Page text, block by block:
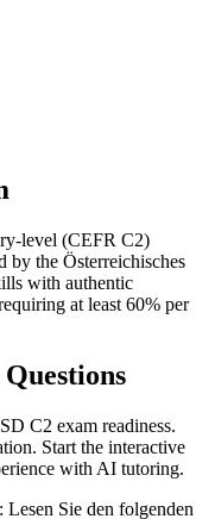
level (CEFR C2)
by the Österreichisches
with authentic
at least 60% per
C2 exam readiness.
Start the interactive
with AI tutoring.
Sie den folgenden